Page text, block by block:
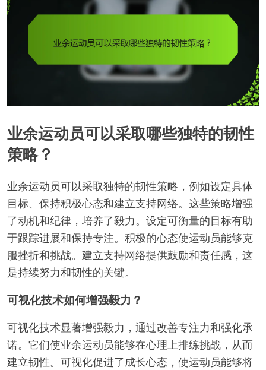
业余运动员可以采取哪些独特的韧性
策略？
业余运动员可以采取独特的韧性策略，例如设定具体
目标、保持积极心态和建立支持网络。这些策略增强
了动机和纪律，培养了毅力。设定可衡量的目标有助
于跟踪进展和保持专注。积极的心态使运动员能够克
服挫折和挑战。建立支持网络提供鼓励和责任感，这
是持续努力和韧性的关键。
可视化技术如何增强毅力？
可视化技术显著增强毅力，通过改善专注力和强化承
诺。它们使业余运动员能够在心理上排练挑战，从而
建立韧性。可视化促进了成长心态，使运动员能够将